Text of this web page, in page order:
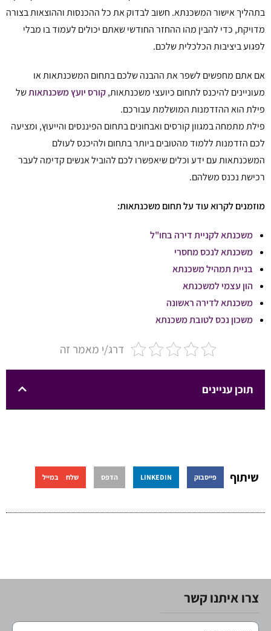
בתהליך אישור המשכנתא. חשוב לבדוק את כל ההכנסות וההוצאות בצורה
מדויקת, כדי להבין מהו ההחזר החודשי שאתם יכולים לעמוד בו מבלי
לפגוע ביציבות הכלכלית שלכם.
אם אתם מחפשים לשפר את ההבנה שלכם בתחום המשכנתאות או
מעוניינים להיכנס לתחום כיועצי משכנתאות,קורס יועץ משכנתאותשל
פילת הוא ההזדמנות המושלמת עבורכם.
פילת מתמחה במגוון קורסים ואבחונים בתחום הפיננסים והייעוץ, ומציעה
לכם הזדמנות ללמוד מהטובים ביותר בתחום ולהיכנס לעולם
המשכנתאות עם ידע וכלים שיאפשרו לכם להוביל אנשים קדימה לעבר
רכישת נכנס משלהם.
מוזמנים לקרוא עוד על תחום משכנתאות:
משכנתא לקניית דירה בחו"ל
משכנתא לנכס מחסרי
בניית תמהיל משכנתא
הון עצמי למשכנתא
משכנתא לדירה ראשונה
משכון נכס לטובת משכנתא
דרג/י מאמר זה
תוכן עניינים
שיתוף פייסבוק LINKEDIN הדפס שלח במייל
צרו איתנו קשר